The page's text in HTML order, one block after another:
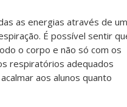
as energias através de um
É possível sentir
o corpo e não só com os
respiratórios adequados
aos alunos quanto